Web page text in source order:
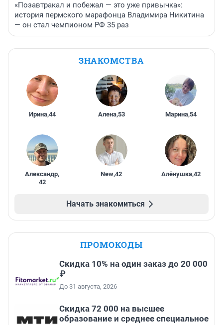
«Позавтракал и побежал — это уже привычка»:
история пермского марафонца Владимира Никитина
— он стал чемпионом РФ 35 раз
ЗНАКОМСТВА
Ирина,44 Алена,53 Марина,54
Александр,
42
New,42 Алёнушка,42
Начать знакомиться
ПРОМОКОДЫ
Скидка 10% на один заказ до 20 000
₽
До 31 августа, 2026
Скидка 72 000 на высшее
образование и среднее специальное